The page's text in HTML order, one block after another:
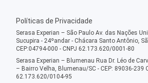
Políticas de Privacidade
Serasa Experian – São Paulo Av. das Nações
Sucupira - 24ºandar - Chácara Santo Antônio,
CEP:04794-000 - CNPJ 62.173.620/0001-80
Serasa Experian – Blumenau Rua Dr. Léo de
– Bairro Velha, Blumenau/SC - CEP: 89036-239
62.173.620/0104-95